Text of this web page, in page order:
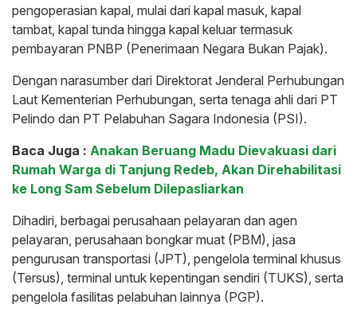
pengoperasian kapal, mulai dari kapal masuk, kapal
tambat, kapal tunda hingga kapal keluar termasuk
pembayaran PNBP (Penerimaan Negara Bukan Pajak).
Dengan narasumber dari Direktorat Jenderal Perhubungan
Laut Kementerian Perhubungan, serta tenaga ahli dari PT
Pelindo dan PT Pelabuhan Sagara Indonesia (PSI).
Baca Juga : Anakan Beruang Madu Dievakuasi dari
Rumah Warga di Tanjung Redeb, Akan Direhabilitasi
ke Long Sam Sebelum Dilepasliarkan
Dihadiri, berbagai perusahaan pelayaran dan agen
pelayaran, perusahaan bongkar muat (PBM), jasa
pengurusan transportasi (JPT), pengelola terminal khusus
(Tersus), terminal untuk kepentingan sendiri (TUKS), serta
pengelola fasilitas pelabuhan lainnya (PGP).